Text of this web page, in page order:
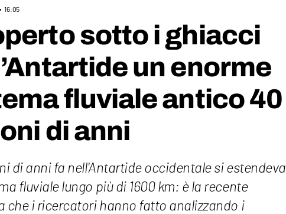
16:05
sotto i ghiacci
un enorme
fluviale antico 40
di anni
di anni fa nell'Antartide occidentale si estendeva
fluviale lungo più di 1600 km: è la recente
che i ricercatori hanno fatto analizzando i